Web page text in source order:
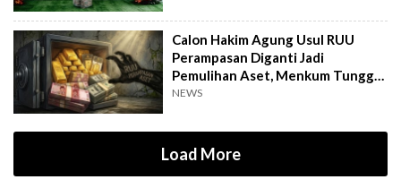
Calon Hakim Agung Usul RUU
Perampasan Diganti Jadi
Pemulihan Aset, Menkum Tunggu
Langkah DPR
NEWS
Load More